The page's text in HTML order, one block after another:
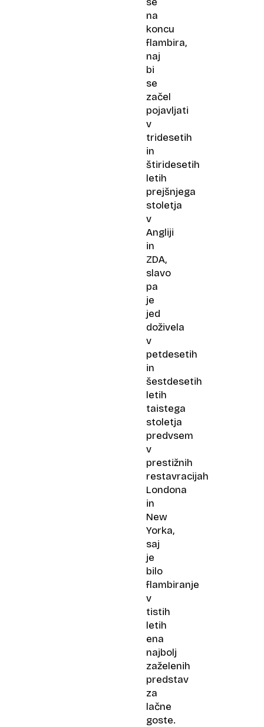
na
koncu
flambira,
naj
bi
se
začel
pojavljati
v
tridesetih
in
štiridesetih
letih
prejšnjega
stoletja
v
Angliji
in
ZDA,
slavo
pa
je
jed
doživela
v
petdesetih
in
šestdesetih
letih
taistega
stoletja
predvsem
v
prestižnih
restavracijah
Londona
in
New
Yorka,
saj
je
bilo
flambiranje
v
tistih
letih
ena
najbolj
zaželenih
predstav
za
lačne
goste.